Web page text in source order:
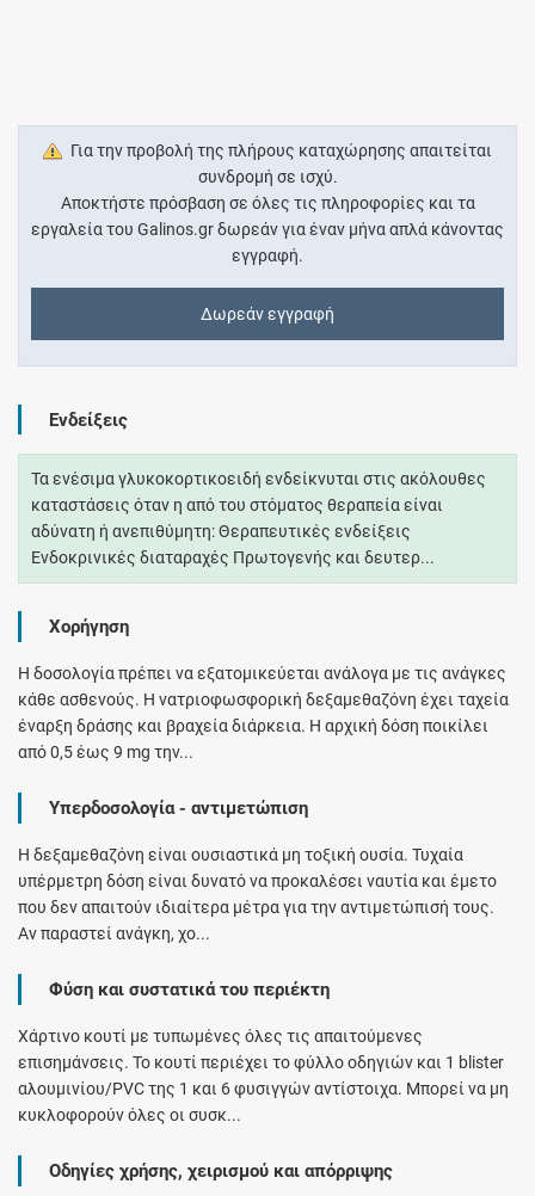
Για την προβολή της πλήρους καταχώρησης απαιτείται
συνδρομή σε ισχύ.
Αποκτήστε πρόσβαση σε όλες τις πληροφορίες και τα
εργαλεία του Galinos.gr δωρεάν για έναν μήνα απλά κάνοντας
εγγραφή.
Δωρεάν εγγραφή
Ενδείξεις
Τα ενέσιμα γλυκοκορτικοειδή ενδείκνυται στις ακόλουθες
καταστάσεις όταν η από του στόματος θεραπεία είναι
αδύνατη ή ανεπιθύμητη: Θεραπευτικές ενδείξεις
Ενδοκρινικές διαταραχές Πρωτογενής και δευτερ...
Χορήγηση
Η δοσολογία πρέπει να εξατομικεύεται ανάλογα με τις ανάγκες
κάθε ασθενούς. Η νατριοφωσφορική δεξαμεθαζόνη έχει ταχεία
έναρξη δράσης και βραχεία διάρκεια. Η αρχική δόση ποικίλει
από 0,5 έως 9 mg την...
Υπερδοσολογία - αντιμετώπιση
Η δεξαμεθαζόνη είναι ουσιαστικά μη τοξική ουσία. Τυχαία
υπέρμετρη δόση είναι δυνατό να προκαλέσει ναυτία και έμετο
που δεν απαιτούν ιδιαίτερα μέτρα για την αντιμετώπισή τους.
Αν παραστεί ανάγκη, χο...
Φύση και συστατικά του περιέκτη
Χάρτινο κουτί με τυπωμένες όλες τις απαιτούμενες
επισημάνσεις. Το κουτί περιέχει το φύλλο οδηγιών και 1 blister
αλουμινίου/PVC της 1 και 6 φυσιγγών αντίστοιχα. Μπορεί να μη
κυκλοφορούν όλες οι συσκ...
Οδηγίες χρήσης, χειρισμού και απόρριψης